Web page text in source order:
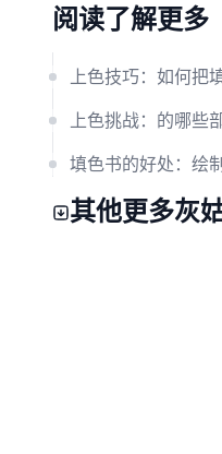
阅读了解更多
上色技巧：如何把
上色挑战：的哪些
填色书的好处：绘
其他更多灰